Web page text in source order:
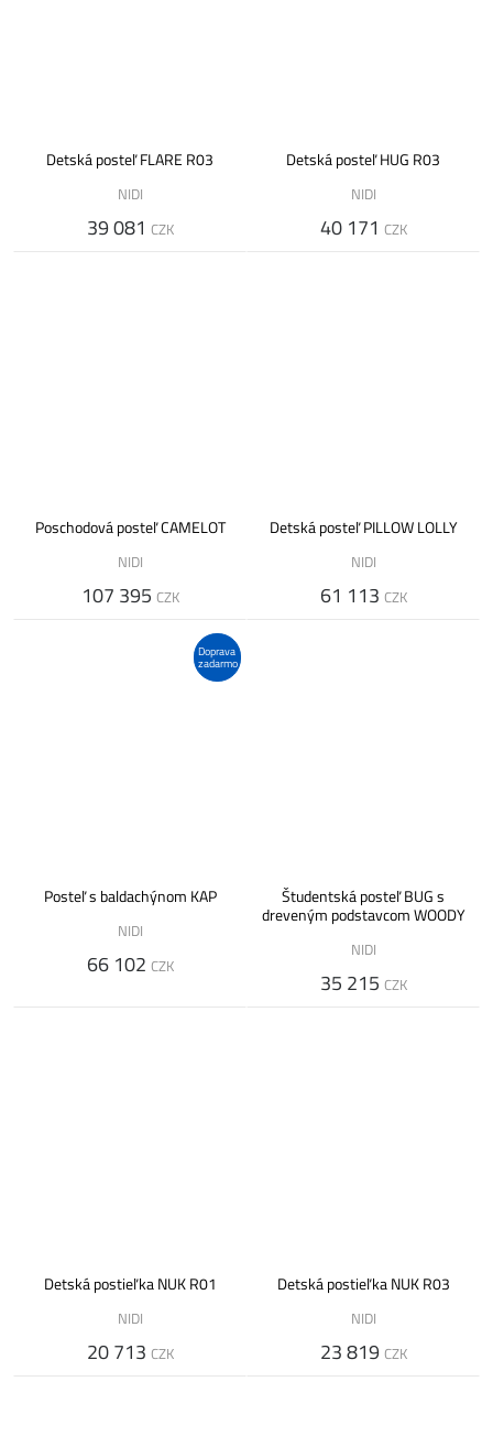
Detská posteľ FLARE R03
NIDI
39 081 CZK
Detská posteľ HUG R03
NIDI
40 171 CZK
Poschodová posteľ CAMELOT
NIDI
107 395 CZK
Detská posteľ PILLOW LOLLY
NIDI
61 113 CZK
Doprava
zadarmo
Posteľ s baldachýnom KAP
NIDI
66 102 CZK
Študentská posteľ BUG s
dreveným podstavcom WOODY
NIDI
35 215 CZK
Detská postieľka NUK R01
NIDI
20 713 CZK
Detská postieľka NUK R03
NIDI
23 819 CZK